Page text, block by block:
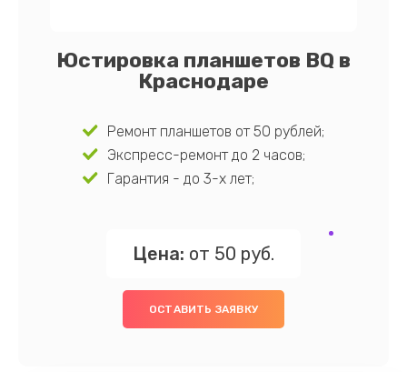
Юстировка планшетов BQ в
Краснодаре
Ремонт планшетов от 50 рублей;
Экспресс-ремонт до 2 часов;
Гарантия - до 3-х лет;
Цена: от 50 руб.
ОСТАВИТЬ ЗАЯВКУ